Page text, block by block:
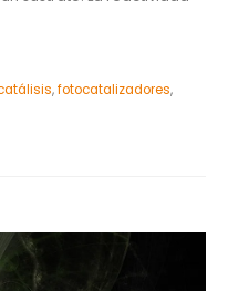
,fotocatalizadores,